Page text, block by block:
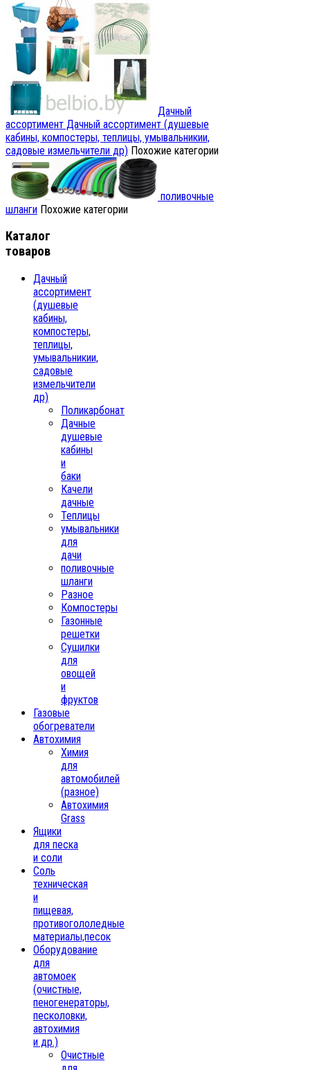
Дачный
ассортимент Дачный ассортимент (душевые
кабины, компостеры, теплицы, умывальникии,
садовые измельчители др) Похожие категории
поливочные
шланги Похожие категории
Каталог
товаров
Дачный
ассортимент
(душевые
кабины,
компостеры,
теплицы,
умывальникии,
садовые
измельчители
др)
Поликарбонат
Дачные
душевые
кабины
и
баки
Качели
дачные
Теплицы
умывальники
для
дачи
поливочные
шланги
Разное
Компостеры
Газонные
решетки
Сушилки
для
овощей
и
фруктов
Газовые
обогреватели
Автохимия
Химия
для
автомобилей
(разное)
Автохимия
Grass
Ящики
для песка
и соли
Соль
техническая
и
пищевая,
противогололедные
материалы,песок
Oборудование
для
автомоек
(очистные,
пеногенераторы,
песколовки,
автохимия
и др.)
Очистные